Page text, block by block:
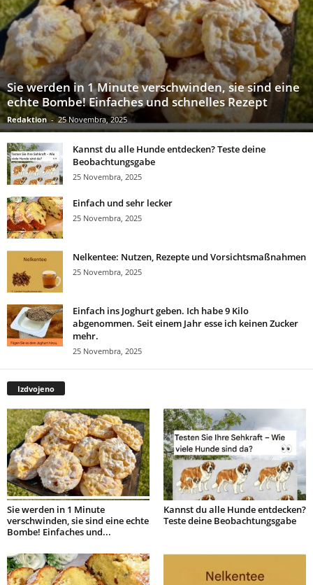
Sie werden in 1 Minute verschwinden, sie sind eine
echte Bombe! Einfaches und schnelles Rezept
Redaktion - 25 Novembra, 2025
Kannst du alle Hunde entdecken? Teste deine
Beobachtungsgabe
25 Novembra, 2025
Einfach und sehr lecker
25 Novembra, 2025
Nelkentee: Nutzen, Rezepte und Vorsichtsmaßnahmen
25 Novembra, 2025
Einfach ins Joghurt geben. Ich habe 9 Kilo
abgenommen. Seit einem Jahr esse ich keinen Zucker
mehr.
25 Novembra, 2025
Izdvojeno
Sie werden in 1 Minute
verschwinden, sie sind eine echte
Bombe! Einfaches und...
Kannst du alle Hunde entdecken?
Teste deine Beobachtungsgabe